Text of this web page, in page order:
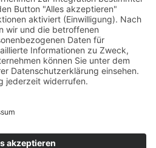
ist der LBV
in den Alpen
Schwaben
Kontakt
Kontakt